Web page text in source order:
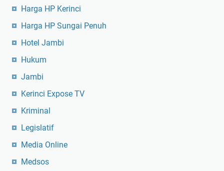
Harga HP Kerinci
Harga HP Sungai Penuh
Hotel Jambi
Hukum
Jambi
Kerinci Expose TV
Kriminal
Legislatif
Media Online
Medsos